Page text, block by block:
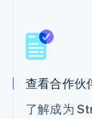
查看合作伙
了解成为
新西兰
English
English
Italiano